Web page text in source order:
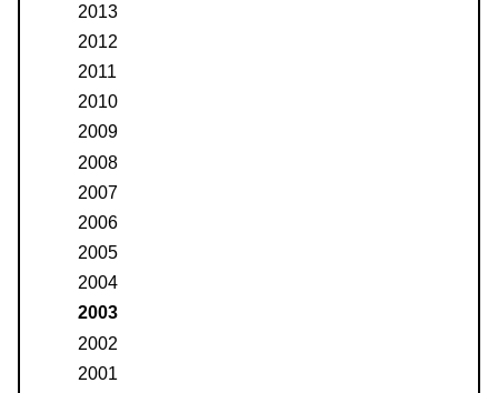
2013
2012
2011
2010
2009
2008
2007
2006
2005
2004
2003
2002
2001